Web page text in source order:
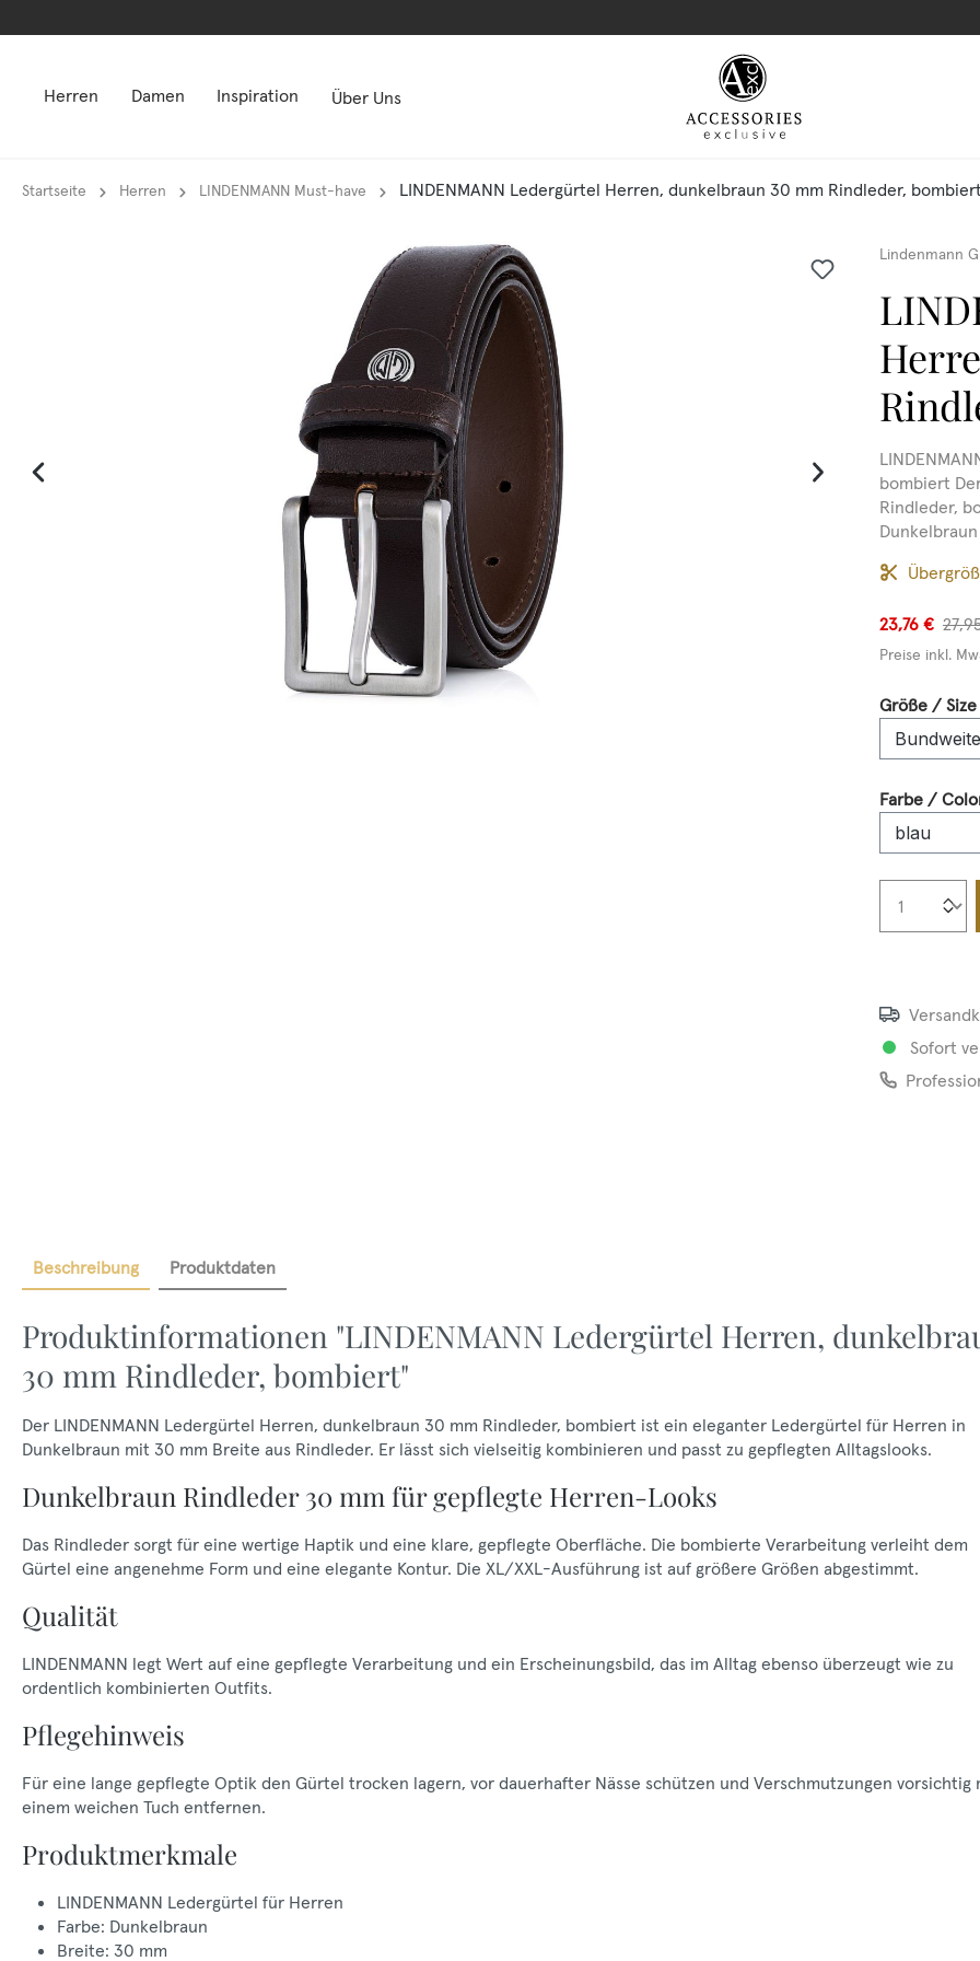
Herren Damen Inspiration Über Uns
Startseite Herren LINDENMANN Must-have LINDENMANN Ledergürtel Herren, dunkelbraun 30 mm Rindleder,
Lindenmann
bombiert
Rindleder,
23,76 €
Preise inkl.
Größe / Size
Farbe /
Sofort
Beschreibung Produktdaten
Produktinformationen "LINDENMANN Ledergürtel Herren,
30 mm Rindleder, bombiert"
Der LINDENMANN Ledergürtel Herren, dunkelbraun 30 mm Rindleder, bombiert ist ein eleganter Ledergürtel für Herren in
Dunkelbraun mit 30 mm Breite aus Rindleder. Er lässt sich vielseitig kombinieren und passt zu gepflegten Alltagslooks.
Dunkelbraun Rindleder 30 mm für gepflegte Herren-Looks
Das Rindleder sorgt für eine wertige Haptik und eine klare, gepflegte Oberfläche. Die bombierte Verarbeitung verleiht dem
Gürtel eine angenehme Form und eine elegante Kontur. Die XL/XXL-Ausführung ist auf größere Größen abgestimmt.
Qualität
LINDENMANN legt Wert auf eine gepflegte Verarbeitung und ein Erscheinungsbild, das im Alltag ebenso überzeugt wie zu
ordentlich kombinierten Outfits.
Pflegehinweis
Für eine lange gepflegte Optik den Gürtel trocken lagern, vor dauerhafter Nässe schützen und Verschmutzungen vorsichtig
einem weichen Tuch entfernen.
Produktmerkmale
LINDENMANN Ledergürtel für Herren
Farbe: Dunkelbraun
Breite: 30 mm